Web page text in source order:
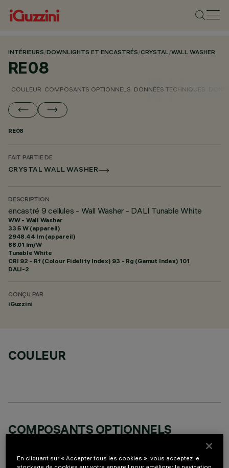
INTÉRIEURS/DOWNLIGHTS ET ENCASTRÉS/CRYSTAL/WALL WASHER
RE08
COULEUR COMPOSANTS OPTIONNELS DONNÉES TECHNIQUES
RE08
FAIT PARTIE DE
CRYSTAL WALL WASHER
DESCRIPTION
encastré 9 cellules - Wall Washer - DALI Tunable White
WW - Wall Washer
33.5 W (appareil)
2948.44 lm (appareil)
88.01 lm/W
Tunable White
CRI 92 - Rf (Colour Fidelity Index) 93 - Rg (Gamut Index) 101
DALI-2
CONÇU PAR
iGuzzini
COULEUR
COMPOSANTS OPTIONNELS
En cliquant sur « Accepter tous les cookies », vous acceptez le